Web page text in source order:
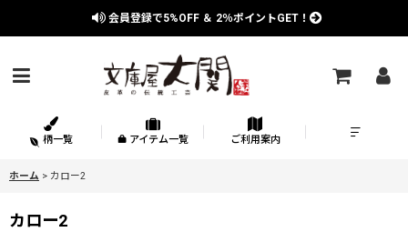
会員登録で5%OFF ＆ 2％ポイントGET！
柄一覧 アイテム一覧 ご利用案内
ホーム > カロー2
カロー2